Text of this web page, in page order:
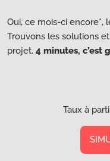
Oui, ce mois-ci encore*,
Trouvons les solutions
projet. 4 minutes, c’est
Taux à